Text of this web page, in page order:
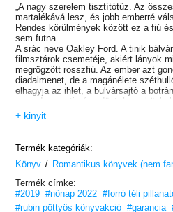
„A nagy szerelem tisztítótűz. Az
martalékává lesz, és jobb emberré
Rendes körülmények között ez a fiú
sem futna.
A srác neve Oakley Ford. A tinik
filmsztárok csemetéje, akiért lányok
megrögzött rosszfiú. Az ember azt
diadalmenet, de a magánélete
elhagyja az ihlet, a bulvársajtó a
menedzsmentje úgy dönt, hogy
imázsváltás, és egy állandó barátnő,
megmutassák a rajongóknak, vége a
testvér, részmunkaidőben
megtestesült hétköznapiság. Normál
vállalná el a feladatot, de a családja
A pénzért cserébe, amit öccsei
elviseli a fura hollywoodi partikat és a
üzeneteket. Az orruknál fogva vezeti
+ kinyit
Termék kategóriák:
Könyv / Romantikus könyvek (nem
Termék címke:
#2019 #nőnap 2022 #forró téli
#rubin pöttyös könyvakció #garancia